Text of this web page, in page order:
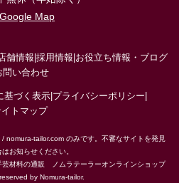
Map
舗情報 採用情報 お役立ち情報・ブログ
問い合わせ
基づく表示| プライバシーポリシー
トマップ
nomura-tailor.com のみです。不審なサイトを発見
お知らせください。
芸材料の通販 ノムラテーラーオンラインショップ
by Nomura-tailor.